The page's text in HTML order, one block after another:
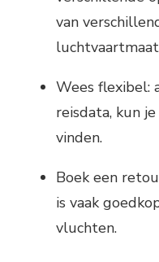
van
Wees flexibel:
reisdata, kun
vinden.
Boek een
is vaak
vluchten.